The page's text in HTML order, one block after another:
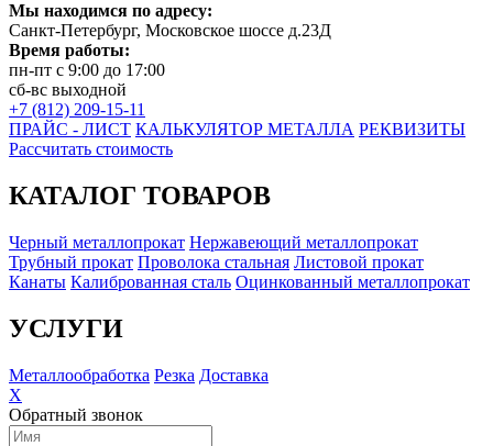
Мы находимся по адресу:
Санкт-Петербург, Московское шоссе д.23Д
Время работы:
пн-пт с 9:00 до 17:00
сб-вс выходной
+7 (812) 209-15-11
ПРАЙС - ЛИСТ КАЛЬКУЛЯТОР МЕТАЛЛА РЕКВИЗИТЫ
Рассчитать стоимость
КАТАЛОГ ТОВАРОВ
Черный металлопрокат Нержавеющий металлопрокат
Трубный прокат Проволока стальная Листовой прокат
Канаты Калиброванная сталь Оцинкованный металлопрокат
УСЛУГИ
Металлообработка Резка Доставка
X
Обратный звонок